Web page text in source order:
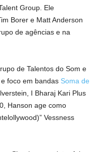
Group. Ele
Borer e Matt Anderson
de agências e na
de Talentos do Som e
foco em bandas Soma de
I Bharaj Kari Plus
Hanson age como
Vessness